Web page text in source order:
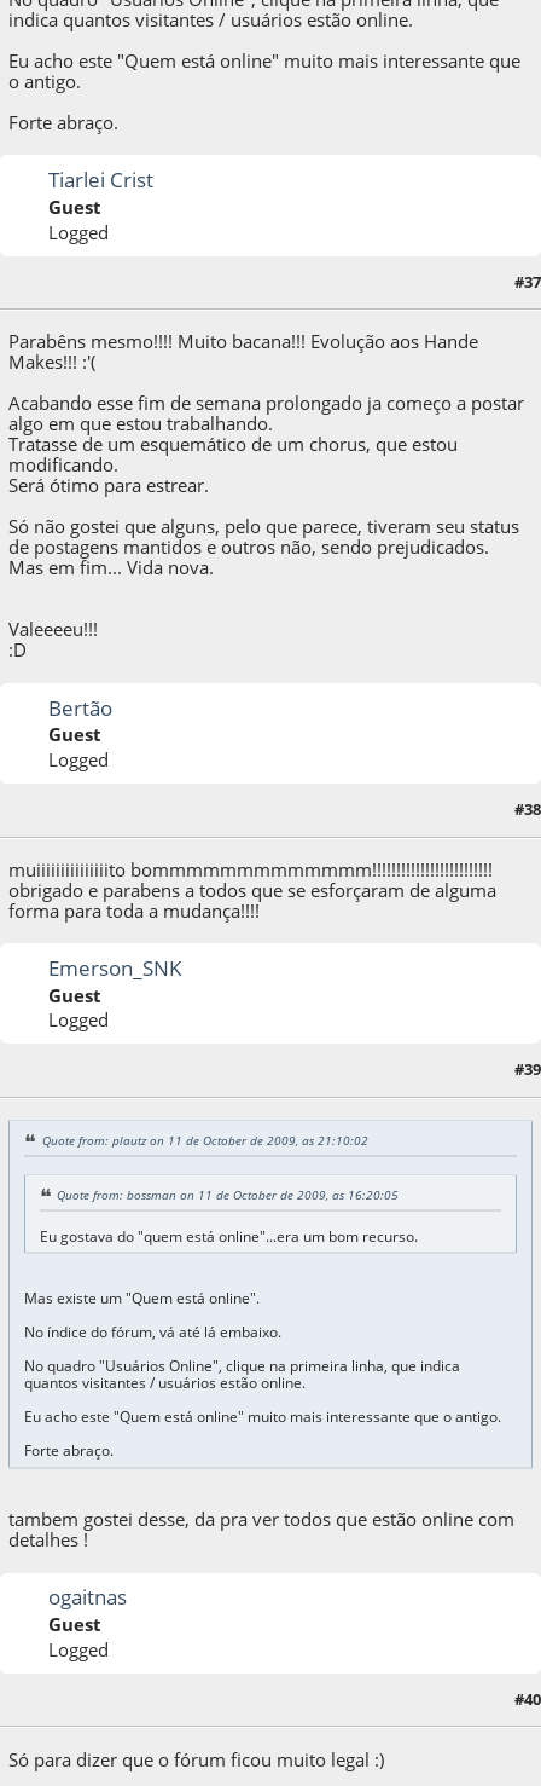
indica quantos visitantes / usuários estão online.
Eu acho este "Quem está online" muito mais interessante que
o antigo.
Forte abraço.
Tiarlei Crist
Guest
Logged
: 11 de October de 2009, as 23:49:14#37
Parabêns mesmo!!!! Muito bacana!!! Evolução aos Hande
Makes!!! :'(
Acabando esse fim de semana prolongado ja começo a postar
algo em que estou trabalhando.
Tratasse de um esquemático de um chorus, que estou
modificando.
Será ótimo para estrear.
Só não gostei que alguns, pelo que parece, tiveram seu status
de postagens mantidos e outros não, sendo prejudicados.
Mas em fim... Vida nova.
Valeeeeu!!!
:D
Bertão
Guest
Logged
#38
muiiiiiiiiiiiiiiito bommmmmmmmmmmmm!!!!!!!!!!!!!!!!!!!!!!!!!
obrigado e parabens a todos que se esforçaram de alguma
forma para toda a mudança!!!!
Emerson_SNK
Guest
Logged
#39
Quote from: plautz on 11 de October de 2009, as 21:10:02
Quote from: bossman on 11 de October de 2009, as 16:20:05
Eu gostava do "quem está online"...era um bom recurso.
Mas existe um "Quem está online".
No índice do fórum, vá até lá embaixo.
No quadro "Usuários Online", clique na primeira linha, que indica
quantos visitantes / usuários estão online.
Eu acho este "Quem está online" muito mais interessante que o antigo.
Forte abraço.
tambem gostei desse, da pra ver todos que estão online com
detalhes !
ogaitnas
Guest
Logged
#40
Só para dizer que o fórum ficou muito legal :)